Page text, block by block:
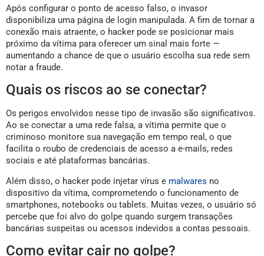
Após configurar o ponto de acesso falso, o invasor
disponibiliza uma página de login manipulada. A fim de tornar a
conexão mais atraente, o hacker pode se posicionar mais
próximo da vítima para oferecer um sinal mais forte —
aumentando a chance de que o usuário escolha sua rede sem
notar a fraude.
Quais os riscos ao se conectar?
Os perigos envolvidos nesse tipo de invasão são significativos.
Ao se conectar a uma rede falsa, a vítima permite que o
criminoso monitore sua navegação em tempo real, o que
facilita o roubo de credenciais de acesso a e-mails, redes
sociais e até plataformas bancárias.
Além disso, o hacker pode injetar vírus e malwares no
dispositivo da vítima, comprometendo o funcionamento de
smartphones, notebooks ou tablets. Muitas vezes, o usuário só
percebe que foi alvo do golpe quando surgem transações
bancárias suspeitas ou acessos indevidos a contas pessoais.
Como evitar cair no golpe?